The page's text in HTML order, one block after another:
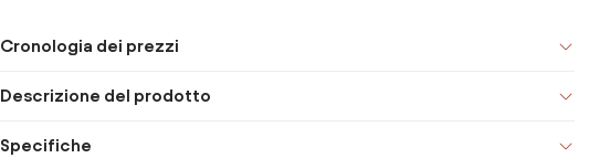
Cronologia dei prezzi
Descrizione del prodotto
Specifiche